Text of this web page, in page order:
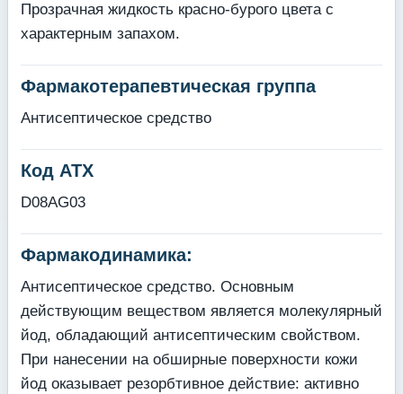
Прозрачная жидкость красно-бурого цвета с
характерным запахом.
Фармакотерапевтическая группа
Антисептическое средство
Код АТХ
D08AG03
Фармакодинамика:
Антисептическое средство. Основным
действующим веществом является молекулярный
йод, обладающий антисептическим свойством.
При нанесении на обширные поверхности кожи
йод оказывает резорбтивное действие: активно